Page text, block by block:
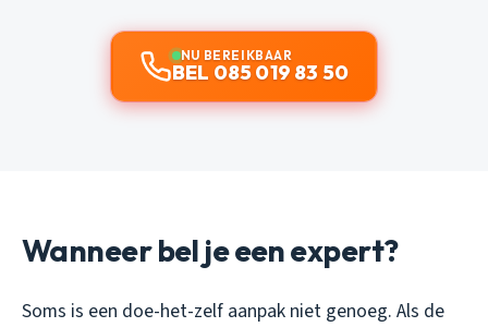
NU BEREIKBAAR
BEL 085 019 83 50
Wanneer bel je een expert?
Soms is een doe-het-zelf aanpak niet genoeg. Als de